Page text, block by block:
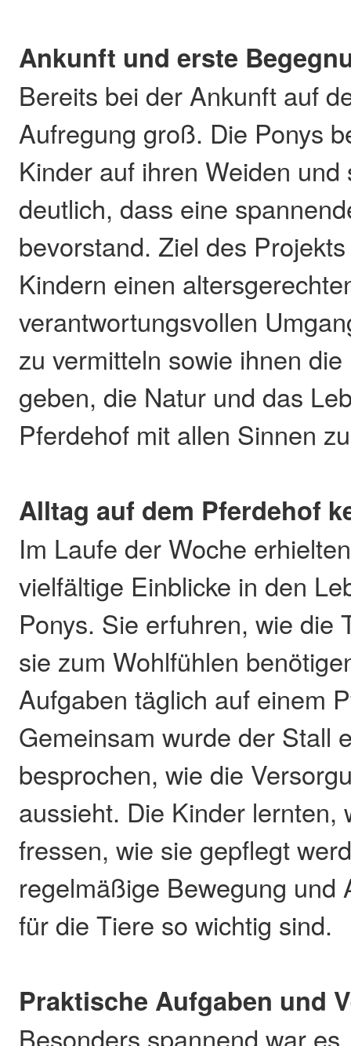
Ankunft und erste
Bereits bei der Ankunft auf
Aufregung groß. Die Ponys
Kinder auf ihren Weiden und
deutlich, dass eine
bevorstand. Ziel des
Kindern einen
verantwortungsvollen
zu vermitteln sowie ihnen
geben, die Natur und das
Pferdehof mit allen Sinnen
Alltag auf dem Pferdehof
Im Laufe der Woche
vielfältige Einblicke in den
Ponys. Sie erfuhren, wie die
sie zum Wohlfühlen
Aufgaben täglich auf einem
Gemeinsam wurde der Stall
besprochen, wie die
aussieht. Die Kinder lernten,
fressen, wie sie gepflegt
regelmäßige Bewegung und
für die Tiere so wichtig sind.
Praktische Aufgaben und
Besonders spannend war